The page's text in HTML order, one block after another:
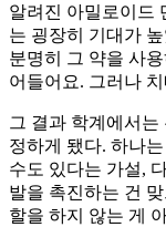
알려진 아밀로이드
는 굉장히 기대가
분명히 그 약을 사
어들어요. 그러나
그 결과 학계에서는
정하게 됐다. 하나
수도 있다는 가설,
발을 촉진하는 건
할을 하지 않는 게